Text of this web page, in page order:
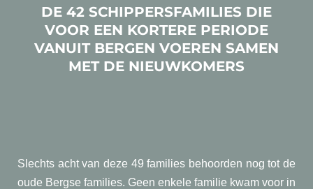
DE 42 SCHIPPERSFAMILIES DIE
VOOR EEN KORTERE PERIODE
VANUIT BERGEN VOEREN SAMEN
MET DE NIEUWKOMERS
Slechts acht van deze 49 families behoorden nog tot de
oude Bergse families. Geen enkele familie kwam voor in